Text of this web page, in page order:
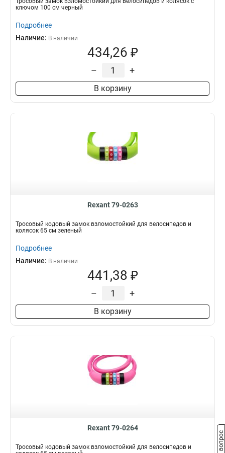
ключом 100 см черный
Подробнее
Наличие: В наличии
434,26 ₽
– +
В корзину
Rexant 79-0263
Тросовый кодовый замок взломостойкий для велосипедов и
колясок 65 см зеленый
Подробнее
Наличие: В наличии
441,38 ₽
– +
В корзину
Rexant 79-0264
Тросовый кодовый замок взломостойкий для велосипедов и